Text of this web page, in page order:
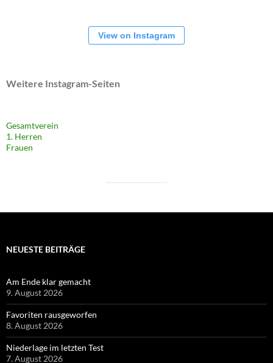
View on Instagram
Weitere Instagram-Seiten
Gesamtverein
1. Herren
Frauen
NEUESTE BEITRÄGE
Am Ende klar gemacht
9. August 2026
Favoriten rausgeworfen
8. August 2026
Niederlage im letzten Test
7. August 2026